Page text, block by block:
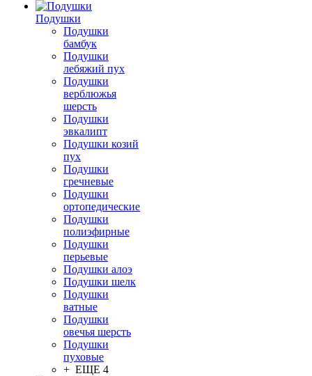
Подушки
Подушки
бамбук
Подушки
лебяжий пух
Подушки
верблюжья
шерсть
Подушки
эвкалипт
Подушки козий
пух
Подушки
гречневые
Подушки
ортопедические
Подушки
полиэфирные
Подушки
перьевые
Подушки алоэ
Подушки шелк
Подушки
ватные
Подушки
овечья шерсть
Подушки
пуховые
+ ЕЩЕ 4